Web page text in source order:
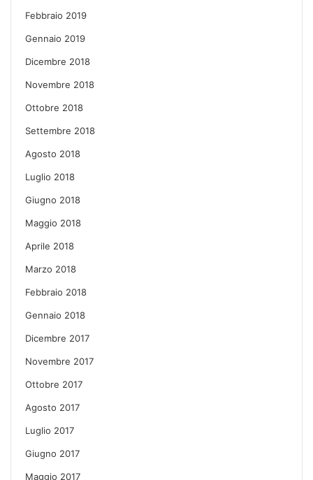
Febbraio 2019
Gennaio 2019
Dicembre 2018
Novembre 2018
Ottobre 2018
Settembre 2018
Agosto 2018
Luglio 2018
Giugno 2018
Maggio 2018
Aprile 2018
Marzo 2018
Febbraio 2018
Gennaio 2018
Dicembre 2017
Novembre 2017
Ottobre 2017
Agosto 2017
Luglio 2017
Giugno 2017
Maggio 2017